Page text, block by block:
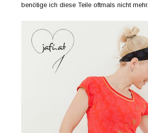
benötige ich diese Teile oftmals nicht mehr.